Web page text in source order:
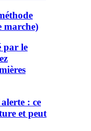
marche)
par le
: ce
et peut